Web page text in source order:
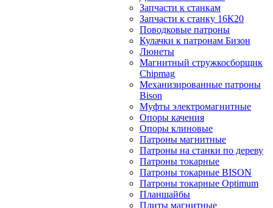
Запчасти к станкам
Запчасти к станку 16К20
Поводковые патроны
Кулачки к патронам Бизон
Люнеты
Магнитный стружкосборщик
Chipmag
Механизированные патроны
Bison
Муфты электромагнитные
Опоры качения
Опоры клиновые
Патроны магнитные
Патроны на станки по дереву
Патроны токарные
Патроны токарные BISON
Патроны токарные Optimum
Планшайбы
Плиты магнитные